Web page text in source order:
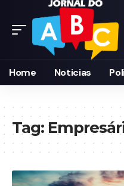
Home Noticias
Tag: